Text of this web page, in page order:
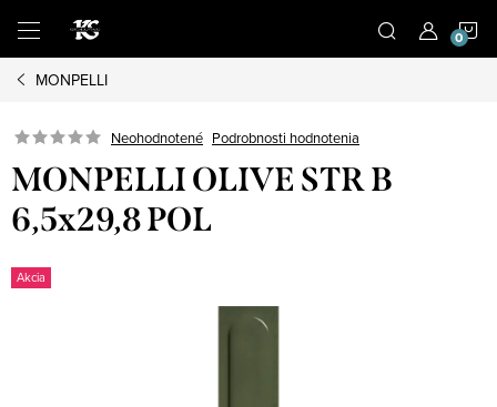
obsah
MONPELLI
Neohodnotené Podrobnosti hodnotenia
MONPELLI OLIVE STR B
6,5x29,8 POL
Akcia